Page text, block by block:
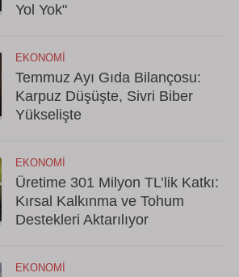
Yol Yok"
EKONOMI
Temmuz Ayı Gıda Bilançosu:
Karpuz Düşüşte, Sivri Biber
Yükselişte
EKONOMI
Üretime 301 Milyon TL’lik Katkı:
Kırsal Kalkınma ve Tohum
Destekleri Aktarılıyor
EKONOMI